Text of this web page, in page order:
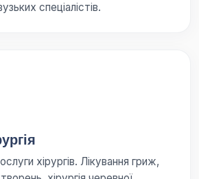
спеціалістів.
хірургів. Лікування гриж,